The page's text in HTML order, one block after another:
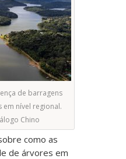
de barragens
em nível regional.
Chino
como as
de árvores em